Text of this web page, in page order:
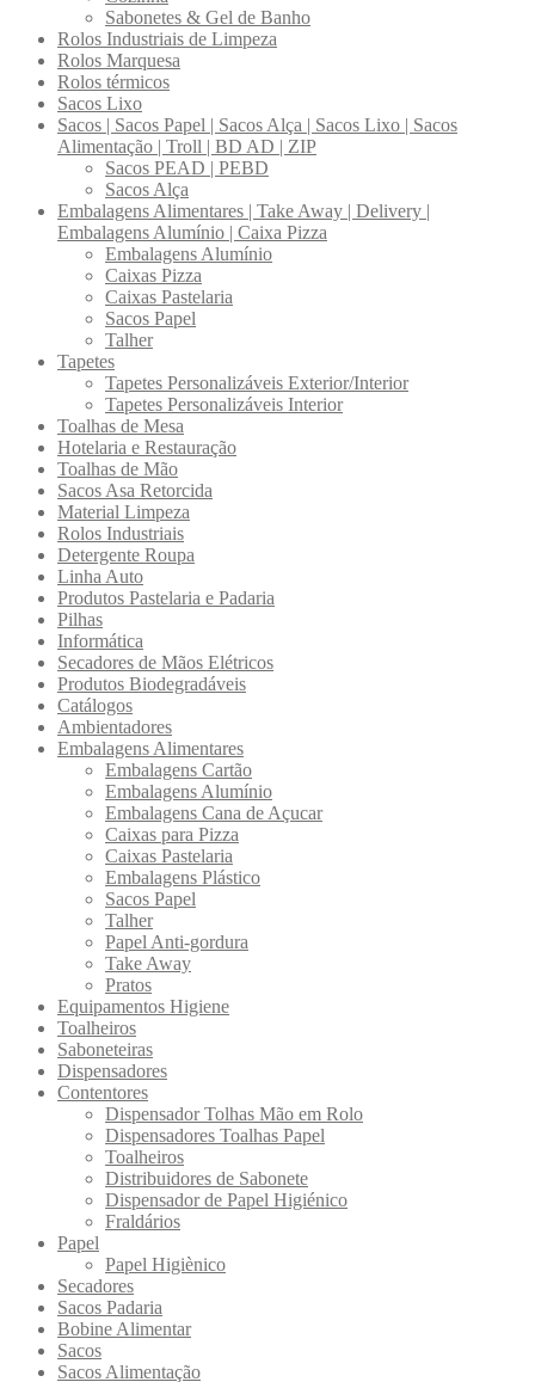
Sabonetes & Gel de Banho
Rolos Industriais de Limpeza
Rolos Marquesa
Rolos térmicos
Sacos Lixo
Sacos | Sacos Papel | Sacos Alça | Sacos Lixo | Sacos
Alimentação | Troll | BD AD | ZIP
Sacos PEAD | PEBD
Sacos Alça
Embalagens Alimentares | Take Away | Delivery |
Embalagens Alumínio | Caixa Pizza
Embalagens Alumínio
Caixas Pizza
Caixas Pastelaria
Sacos Papel
Talher
Tapetes
Tapetes Personalizáveis Exterior/Interior
Tapetes Personalizáveis Interior
Toalhas de Mesa
Hotelaria e Restauração
Toalhas de Mão
Sacos Asa Retorcida
Material Limpeza
Rolos Industriais
Detergente Roupa
Linha Auto
Produtos Pastelaria e Padaria
Pilhas
Informática
Secadores de Mãos Elétricos
Produtos Biodegradáveis
Catálogos
Ambientadores
Embalagens Alimentares
Embalagens Cartão
Embalagens Alumínio
Embalagens Cana de Açucar
Caixas para Pizza
Caixas Pastelaria
Embalagens Plástico
Sacos Papel
Talher
Papel Anti-gordura
Take Away
Pratos
Equipamentos Higiene
Toalheiros
Saboneteiras
Dispensadores
Contentores
Dispensador Tolhas Mão em Rolo
Dispensadores Toalhas Papel
Toalheiros
Distribuidores de Sabonete
Dispensador de Papel Higiénico
Fraldários
Papel
Papel Higiènico
Secadores
Sacos Padaria
Bobine Alimentar
Sacos
Sacos Alimentação